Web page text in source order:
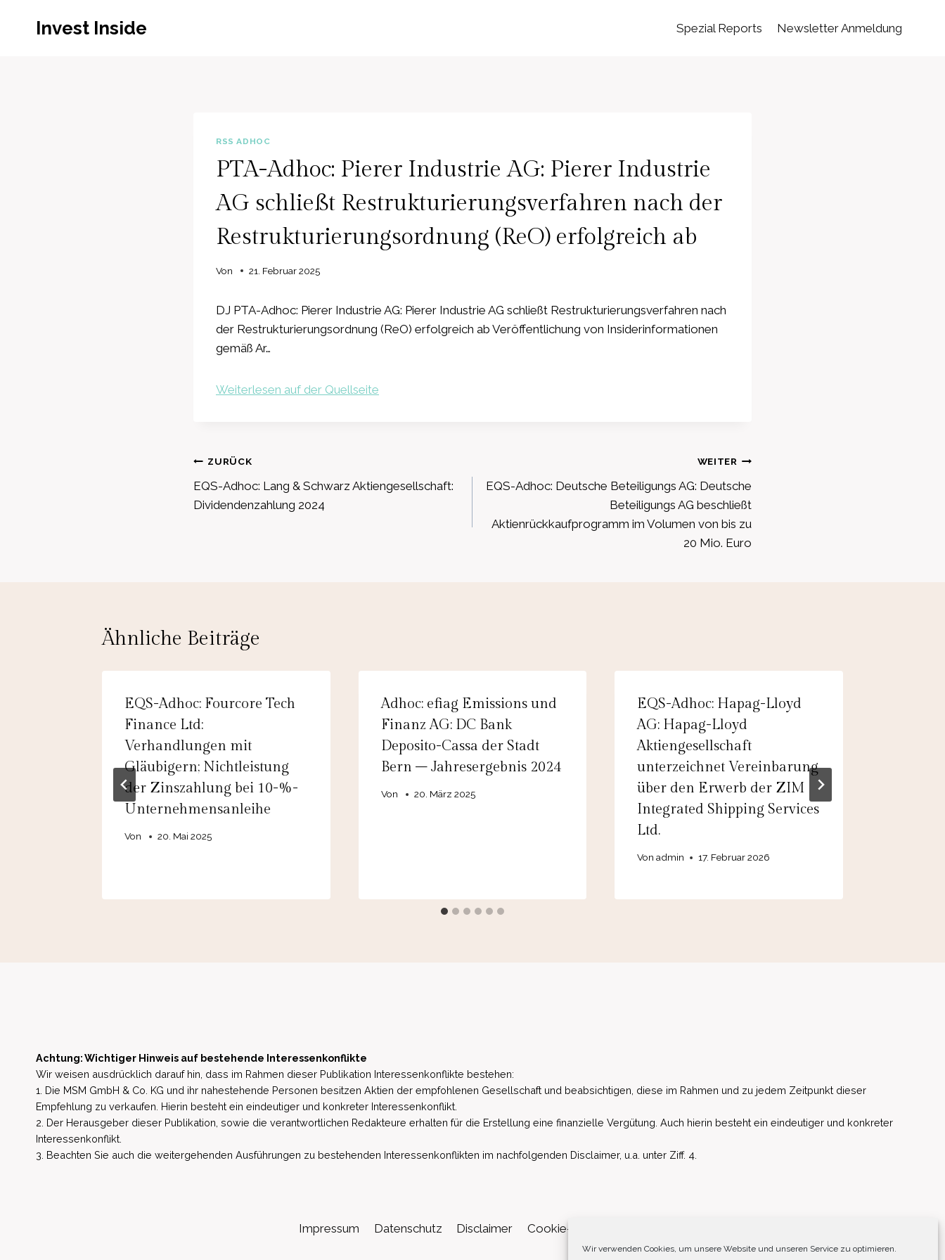
Wir verwenden Cookies, um unsere Website und unseren Service zu optimieren.
Invest Inside Spezial Reports Newsletter Anmeldung
RSS ADHOC
PTA-Adhoc: Pierer Industrie AG: Pierer Industrie
AG schließt Restrukturierungsverfahren nach der
Restrukturierungsordnung (ReO) erfolgreich ab
Von 21. Februar 2025
DJ PTA-Adhoc: Pierer Industrie AG: Pierer Industrie AG schließt Restrukturierungsverfahren nach
der Restrukturierungsordnung (ReO) erfolgreich ab Veröffentlichung von Insiderinformationen
gemäß Ar…
Weiterlesen auf der Quellseite
Beitragsnavigation
ZURÜCK
EQS-Adhoc: Lang & Schwarz Aktiengesellschaft:
Dividendenzahlung 2024
WEITER
EQS-Adhoc: Deutsche Beteiligungs AG: Deutsche
Beteiligungs AG beschließt
Aktienrückkaufprogramm im Volumen von bis zu
20 Mio. Euro
Ähnliche Beiträge
EQS-Adhoc: Fourcore Tech
Finance Ltd:
Verhandlungen mit
Gläubigern; Nichtleistung
der Zinszahlung bei 10-%-
Unternehmensanleihe
Von 20. Mai 2025
Adhoc: efiag Emissions und
Finanz AG: DC Bank
Deposito-Cassa der Stadt
Bern – Jahresergebnis 2024
Von 20. März 2025
EQS-Adhoc: Hapag-Lloyd
AG: Hapag-Lloyd
Aktiengesellschaft
unterzeichnet Vereinbarung
über den Erwerb der ZIM
Integrated Shipping Services
Ltd.
Von admin 17. Februar 2026
Achtung: Wichtiger Hinweis auf bestehende Interessenkonflikte
Wir weisen ausdrücklich darauf hin, dass im Rahmen dieser Publikation Interessenkonflikte bestehen:
1. Die MSM GmbH & Co. KG und ihr nahestehende Personen besitzen Aktien der empfohlenen Gesellschaft und beabsichtigen, diese im Rahmen und zu jedem Zeitpunkt dieser
Empfehlung zu verkaufen. Hierin besteht ein eindeutiger und konkreter Interessenkonflikt.
2. Der Herausgeber dieser Publikation, sowie die verantwortlichen Redakteure erhalten für die Erstellung eine finanzielle Vergütung. Auch hierin besteht ein eindeutiger und konkreter
Interessenkonflikt.
3. Beachten Sie auch die weitergehenden Ausführungen zu bestehenden Interessenkonflikten im nachfolgenden Disclaimer, u.a. unter Ziff. 4.
Impressum Datenschutz Disclaimer Cookie-Richtlinie (EU)